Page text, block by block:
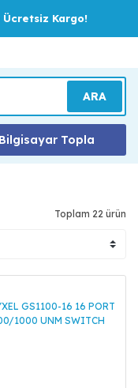
Ücretsiz Kargo!
ARA
Bilgisayar Topla
Toplam 22 ürün